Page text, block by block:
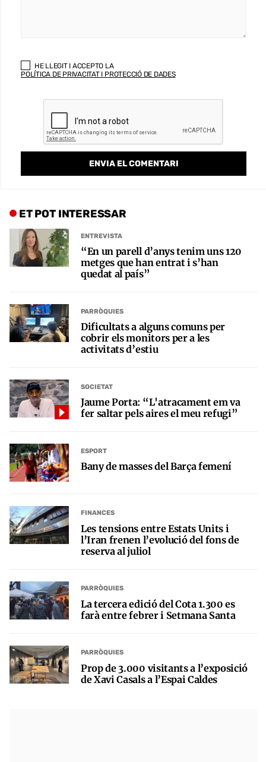
HE LLEGIT I ACCEPTO LA
POLÍTICA DE PRIVACITAT I PROTECCIÓ DE DADES
ET POT INTERESSAR
ENTREVISTA
“En un parell d’anys tenim uns 120
metges que han entrat i s’han
quedat al país”
PARRÒQUIES
Dificultats a alguns comuns per
cobrir els monitors per a les
activitats d’estiu
SOCIETAT
Jaume Porta: “L'atracament em va
fer saltar pels aires el meu refugi”
ESPORT
Bany de masses del Barça femení
FINANCES
Les tensions entre Estats Units i
l’Iran frenen l’evolució del fons de
reserva al juliol
PARRÒQUIES
La tercera edició del Cota 1.300 es
farà entre febrer i Setmana Santa
PARRÒQUIES
Prop de 3.000 visitants a l’exposició
de Xavi Casals a l’Espai Caldes